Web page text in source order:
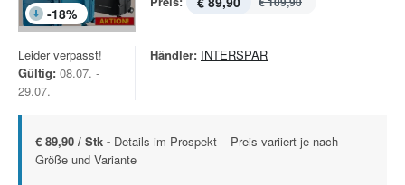
-18%
Leider verpasst!
Gültig: 08.07. -
29.07.
Händler: INTERSPAR
€ 89,90 / Stk - Details im Prospekt – Preis variiert je nach
Größe und Variante